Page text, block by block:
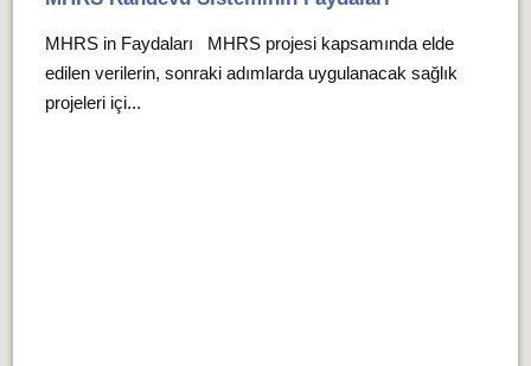
MHRS in Faydaları MHRS projesi kapsamında elde
edilen verilerin, sonraki adımlarda uygulanacak sağlık
projeleri içi...